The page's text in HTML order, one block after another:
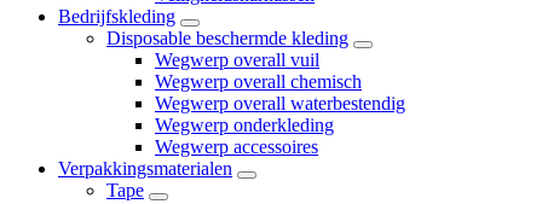
Bedrijfskleding
Disposable beschermde kleding
Wegwerp overall vuil
Wegwerp overall chemisch
Wegwerp overall waterbestendig
Wegwerp onderkleding
Wegwerp accessoires
Verpakkingsmaterialen
Tape